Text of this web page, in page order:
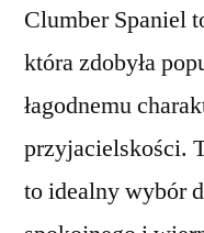
Clumber Spaniel
która zdobyła
łagodnemu
przyjacielskości.
to idealny wybór